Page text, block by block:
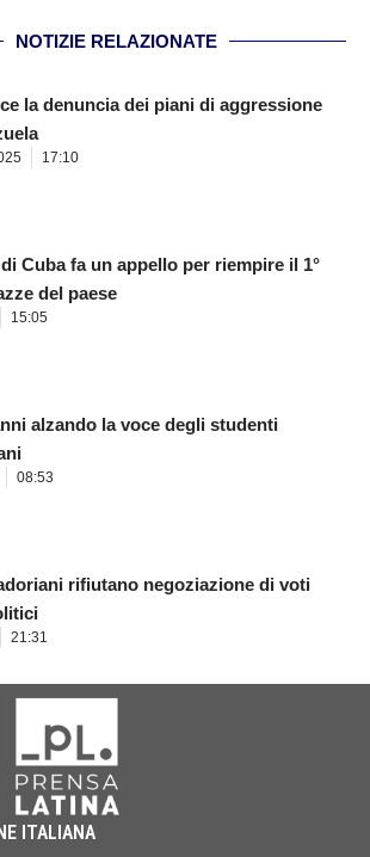
NOTIZIE RELAZIONATE
la denuncia dei piani di aggressione
17:10
Cuba fa un appello per riempire il 1°
del paese
15:05
alzando la voce degli studenti
08:53
rifiutano negoziazione di voti
21:31
ITALIANA